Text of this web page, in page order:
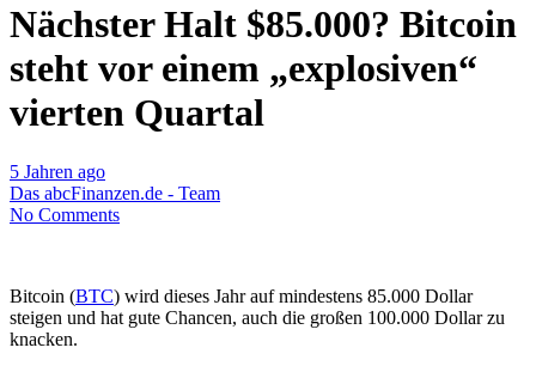
Nächster Halt $85.000? Bitcoin
steht vor einem „explosiven“
vierten Quartal
5 Jahren ago
Das abcFinanzen.de - Team
No Comments
Bitcoin (BTC) wird dieses Jahr auf mindestens 85.000 Dollar
steigen und hat gute Chancen, auch die großen 100.000 Dollar zu
knacken.